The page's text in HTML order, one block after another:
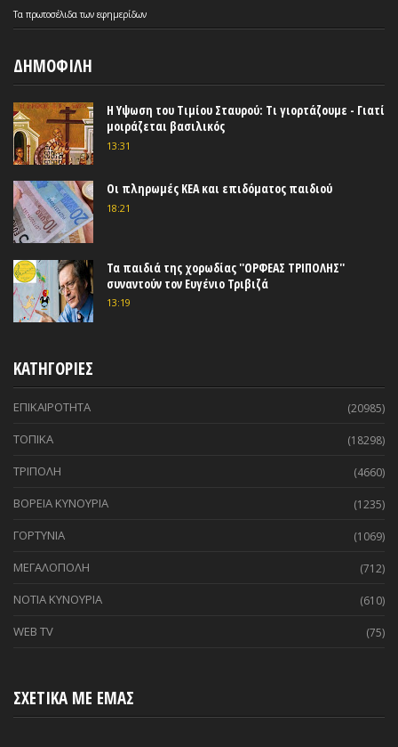
Τα πρωτοσέλιδατων εφημερίδων
ΔΗΜΟΦΙΛΗ
Η Υψωση του Τιμίου Σταυρού: Τι γιορτάζουμε - Γιατί
μοιράζεται βασιλικός
13:31
Οι πληρωμές ΚΕΑ και επιδόματος παιδιού
18:21
Τα παιδιά της χορωδίας ''ΟΡΦΕΑΣ ΤΡΙΠΟΛΗΣ''
συναντούν τον Ευγένιο Τριβιζά
13:19
ΚΑΤΗΓΟΡΙΕΣ
ΕΠΙΚΑΙΡΟΤΗΤΑ (20985)
ΤΟΠΙΚΑ (18298)
ΤΡΙΠΟΛΗ (4660)
ΒΟΡΕΙΑ ΚΥΝΟΥΡΙΑ (1235)
ΓΟΡΤΥΝΙΑ (1069)
ΜΕΓΑΛΟΠΟΛΗ (712)
ΝΟΤΙΑ ΚΥΝΟΥΡΙΑ (610)
WEB TV (75)
ΣΧΕΤΙΚΑ ΜΕ ΕΜΑΣ